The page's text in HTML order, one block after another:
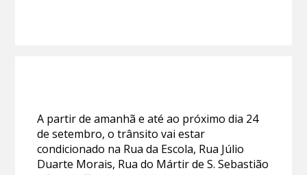
A partir de amanhã e até ao próximo dia 24
de setembro, o trânsito vai estar
condicionado na Rua da Escola, Rua Júlio
Duarte Morais, Rua do Mártir de S. Sebastião